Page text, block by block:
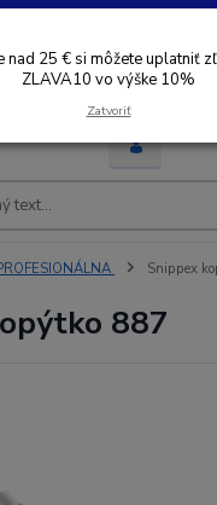
30 € SI MOŽETE UPLATNIŤ
EUR
Snippex
887
nad 25 € si môžete uplatniť
ZLAVA10 vo výške 10%
Zatvoriť